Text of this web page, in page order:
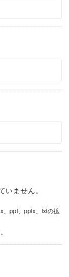
いません。
、ppt、pptx、txtの拡